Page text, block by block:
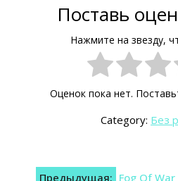
Поставь
Нажмите на звезду,
Оценок пока нет.
Category: Без
Навигация
Предыдущая: Fog Of